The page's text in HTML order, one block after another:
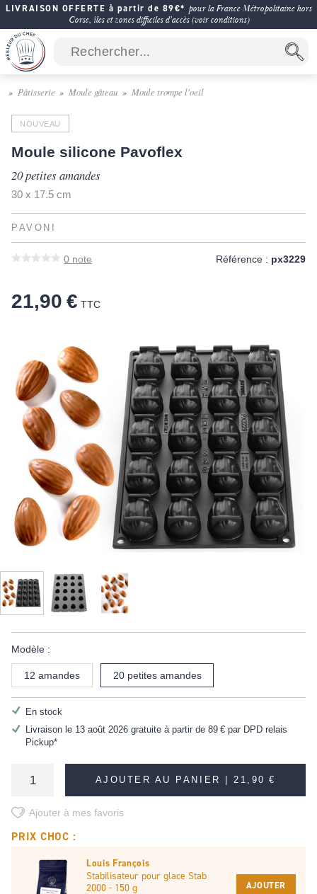
LIVRAISON OFFERTE à partir de 89€* pour la France Métropolitaine hors
Corse, îles et zones difficiles d'accès (voir conditions)
Pâtisserie Moule gâteau Moule trompe l'oeil
NOUVEAU
Moule silicone Pavoflex
20 petites amandes
30 x 17.5 cm
PAVONI
0 note Référence : px3229
21,90 € TTC
Modèle :
12 amandes 20 petites amandes
En stock
Livraison le 13 août 2026 gratuite à partir de 89 €par DPD relais
Pickup*
AJOUTER AU PANIER |21,90 €
Ajouter à mes favoris
PRIX CHOC :
Louis François
Stabilisateur pour glace Stab
2000 - 150 g
AJOUTER